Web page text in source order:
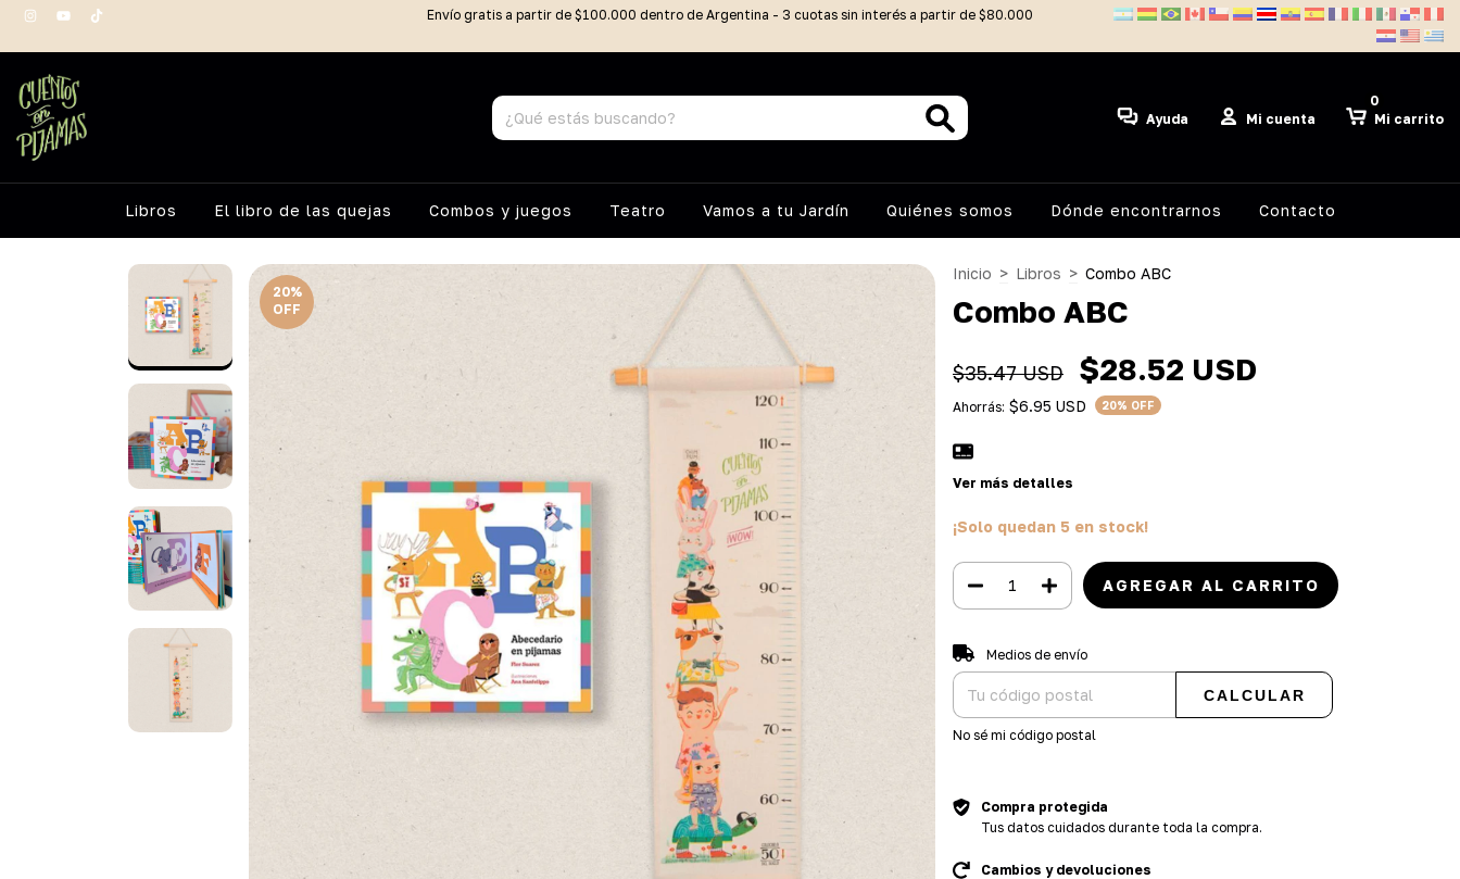
Envío gratis a partir de $100.000 dentro de Argentina - 3 cuotas sin interés a partir de $80.000
Ayuda Mi cuenta Mi carrito
0
Libros El libro de las quejas Combos y juegos Teatro Vamos a tu Jardín Quiénes somos Dónde encontrarnos Contacto
20%
OFF
Inicio > Libros > Combo ABC
Combo ABC
$35.47 USD $28.52 USD
Ahorrás: $6.95 USD 20% OFF
Ver más detalles
¡Solo quedan 5 en stock!
Entregas para el CP:
Medios de envío
CALCULAR
No sé mi código postal
Compra protegida
Tus datos cuidados durante toda la compra.
Cambios y devoluciones